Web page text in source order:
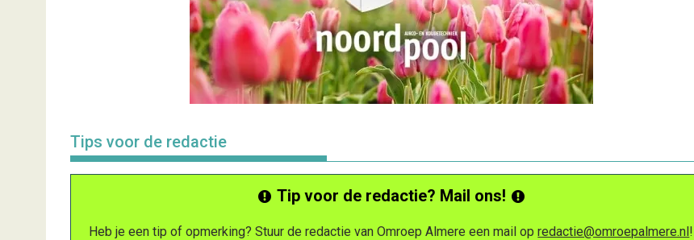
Tips voor de redactie
Tip voor de redactie? Mail ons!
Heb je een tip of opmerking? Stuur de redactie van Omroep Almere een mail opredactie@omroepalmere.nl!